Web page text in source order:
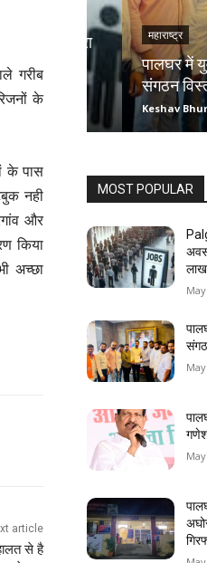
गरीब
के
के पास
नही
और
किया
अच्छा
article
से है
₹1.61
महाराष्ट्र
पालघर में
संगठन विस्तार
Keshav Bhumi -
MOST POPULAR
गणेश